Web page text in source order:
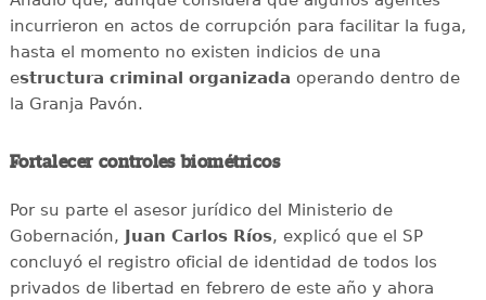
incurrieron en actos de corrupción para facilitar la fuga,
hasta el momento no existen indicios de una
estructura criminal organizada operando dentro de
la Granja Pavón.
Fortalecer controles biométricos
Por su parte el asesor jurídico del Ministerio de
Gobernación, Juan Carlos Ríos, explicó que el SP
concluyó el registro oficial de identidad de todos los
privados de libertad en febrero de este año y ahora